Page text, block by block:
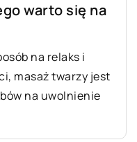
warto się na
na relaks i
masaż twarzy jest
na uwolnienie